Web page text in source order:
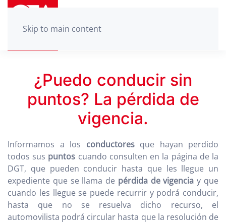
Skip to main content
¿Puedo conducir sin
puntos? La pérdida de
vigencia.
Informamos a los conductoresque hayan perdido
todos sus puntos cuando consulten en la página de la
DGT, que pueden conducir hasta que les llegue un
expediente que se llama de pérdida de vigencia y que
cuando les llegue se puede recurrir y podrá conducir,
hasta que no se resuelva dicho recurso, el
automovilista podrá circular hasta que la resolución de